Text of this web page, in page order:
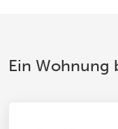
Ein Wohnung